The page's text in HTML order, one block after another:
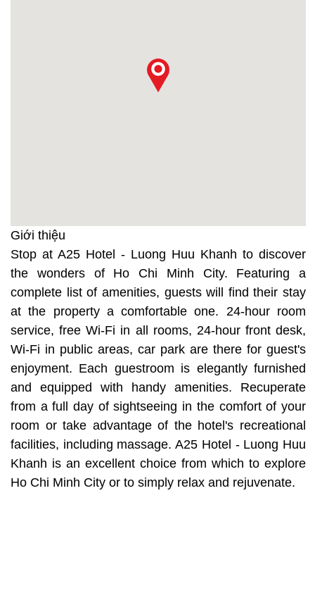
Giới thiệu
Stop at A25 Hotel - Luong Huu Khanh to discover
the wonders of Ho Chi Minh City. Featuring a
complete list of amenities, guests will find their stay
at the property a comfortable one. 24-hour room
service, free Wi-Fi in all rooms, 24-hour front desk,
Wi-Fi in public areas, car park are there for guest's
enjoyment. Each guestroom is elegantly furnished
and equipped with handy amenities. Recuperate
from a full day of sightseeing in the comfort of your
room or take advantage of the hotel's recreational
facilities, including massage. A25 Hotel - Luong Huu
Khanh is an excellent choice from which to explore
Ho Chi Minh City or to simply relax and rejuvenate.